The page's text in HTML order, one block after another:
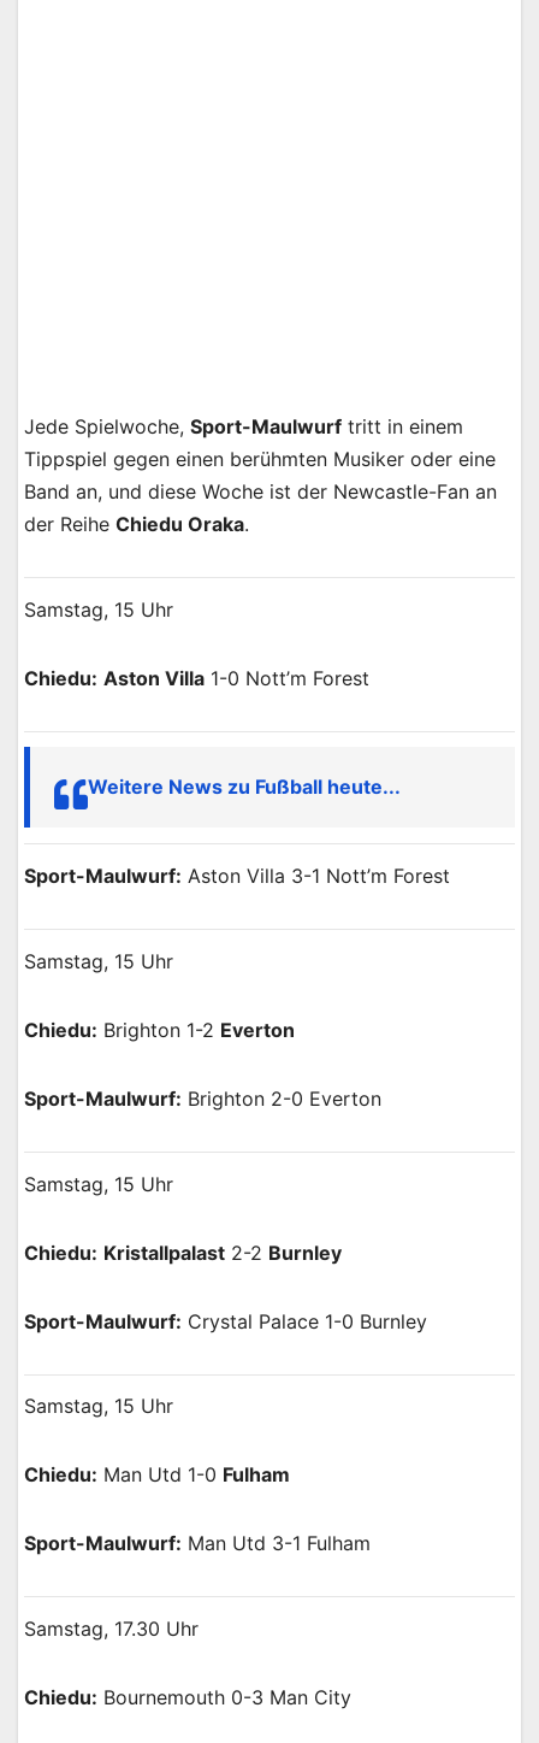
Jede Spielwoche, Sport-Maulwurf tritt in einem
Tippspiel gegen einen berühmten Musiker oder eine
Band an, und diese Woche ist der Newcastle-Fan an
der Reihe Chiedu Oraka.
Samstag, 15 Uhr
Chiedu: Aston Villa 1-0 Nott’m Forest
Weitere News zu Fußball heute...
Sport-Maulwurf: Aston Villa 3-1 Nott’m Forest
Samstag, 15 Uhr
Chiedu: Brighton 1-2 Everton
Sport-Maulwurf: Brighton 2-0 Everton
Samstag, 15 Uhr
Chiedu: Kristallpalast 2-2 Burnley
Sport-Maulwurf: Crystal Palace 1-0 Burnley
Samstag, 15 Uhr
Chiedu: Man Utd 1-0 Fulham
Sport-Maulwurf: Man Utd 3-1 Fulham
Samstag, 17.30 Uhr
Chiedu: Bournemouth 0-3 Man City